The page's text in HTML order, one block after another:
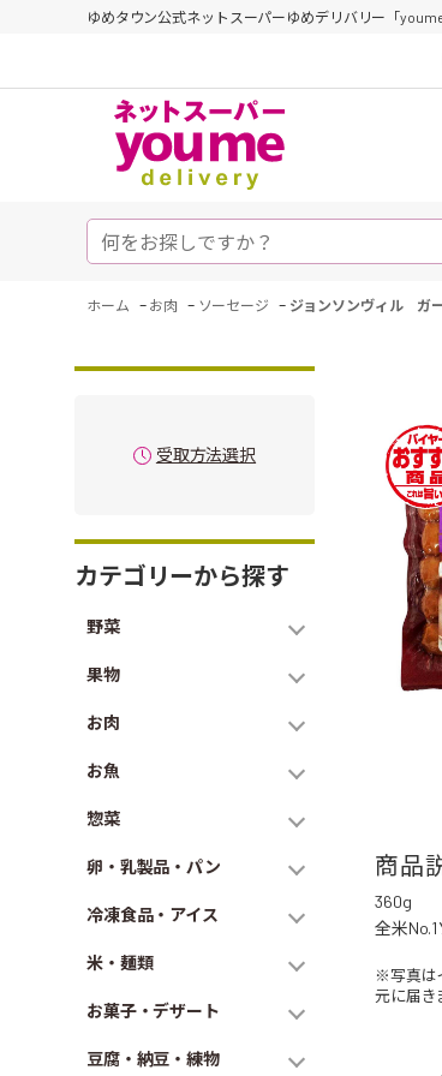
ゆめタウン公式ネットスーパーゆめデリバリー「
ホーム - お肉 - ソーセージ - ジョンソンヴィル ガ
受取方法選択
カテゴリーから探す
野菜
果物
お肉
お魚
惣菜
卵・乳製品・パン
冷凍食品・アイス
米・麺類
お菓子・デザート
豆腐・納豆・練物
商品
360g
全米
※写真は
元に届き